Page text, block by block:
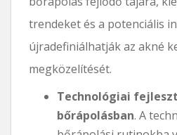
trendeket és a potenciális
újradefiniálhatják az akné
megközelítését.
Technológiai
bőrápolásban. A